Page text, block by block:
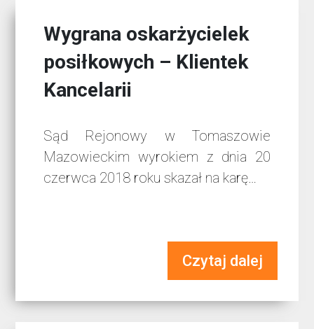
Wygrana oskarżycielek
posiłkowych – Klientek
Kancelarii
Sąd Rejonowy w Tomaszowie
Mazowieckim wyrokiem z dnia 20
czerwca 2018 roku skazał na karę…
Czytaj dalej